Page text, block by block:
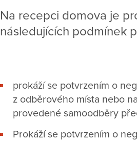
Na recepci domova je
následujících podmínek
prokáží se potvrzením o
z odběrového místa nebo
provedené samoodběry
Prokáží se potvrzením o